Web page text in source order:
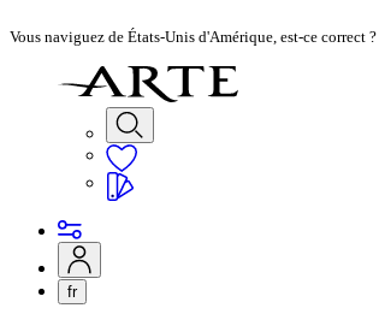
Vous naviguez de États-Unis d'Amérique, est-ce correct ?
fr